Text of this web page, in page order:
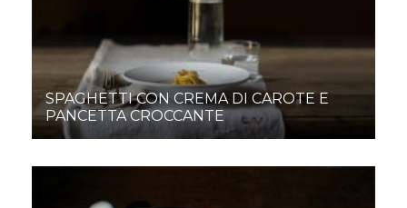
SPAGHETTI CON CREMA DI CAROTE E
PANCETTA CROCCANTE